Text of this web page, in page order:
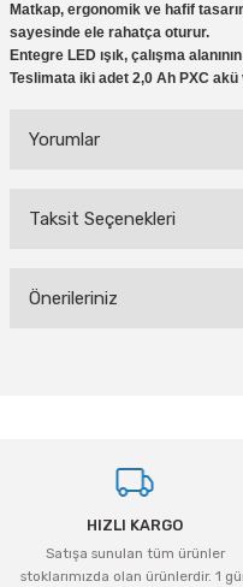
Matkap, ergonomik ve hafif
sayesinde ele rahatça oturur.
Entegre LED ışık, çalışma
Teslimata iki adet 2,0 Ah PXC
Yorumlar
Taksit Seçenekleri
Önerileriniz
Ürün resmi kalitesiz, bozuk
Ürün açıklamasında eksik
Ürün bilgilerinde hatalar
HIZLI KARGO
Satışa sunulan tüm ürünler
stoklarımızda olan ürünlerdir. 1